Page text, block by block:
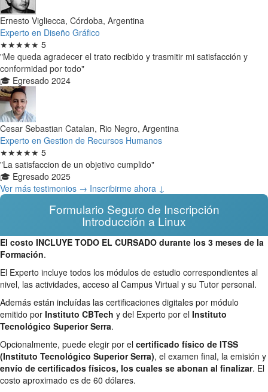
Ernesto Vigliecca, Córdoba, Argentina
Experto en Diseño Gráfico
★★★★★ 5
"Me queda agradecer el trato recibido y trasmitir mi satisfacción y
conformidad por todo"
🎓 Egresado 2024
Cesar Sebastian Catalan, Rio Negro, Argentina
Experto en Gestion de Recursos Humanos
★★★★★ 5
"La satisfaccion de un objetivo cumplido"
🎓 Egresado 2025
Ver más testimonios → Inscribirme ahora ↓
Formulario Seguro de Inscripción
Introducción a Linux
El costo INCLUYE TODO EL CURSADO durante los 3 meses de la
Formación.
El Experto incluye todos los módulos de estudio correspondientes al
nivel, las actividades, acceso al Campus Virtual y su Tutor personal.
Además están incluídas las certificaciones digitales por módulo
emitido por Instituto CBTech y del Experto por el Instituto
Tecnológico Superior Serra.
Opcionalmente, puede elegir por el certificado físico de ITSS
(Instituto Tecnológico Superior Serra), el examen final, la emisión y
envío de certificados físicos, los cuales se abonan al finalizar. El
costo aproximado es de 60 dólares.